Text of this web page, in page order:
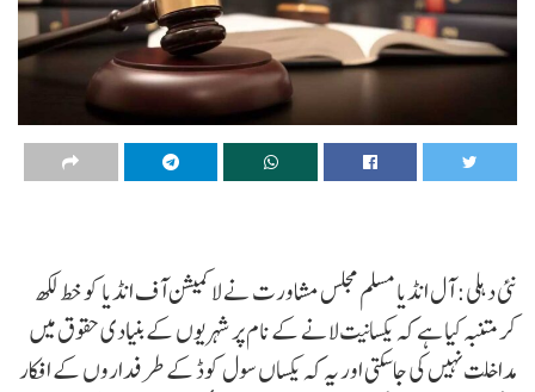
نئی دہلی: آل انڈیا مسلم مجلس مشاورت نے لا کمیشن آف انڈیا کو خط لکھ
کر متنبہ کیا ہے کہ یکسانیت لانے کے نام پر شہریوں کے بنیادی حقوق میں
مداخلت نہیں کی جاسکتی اور یہ کہ یکساں سول کوڈ کے طرفداروں کے افکار